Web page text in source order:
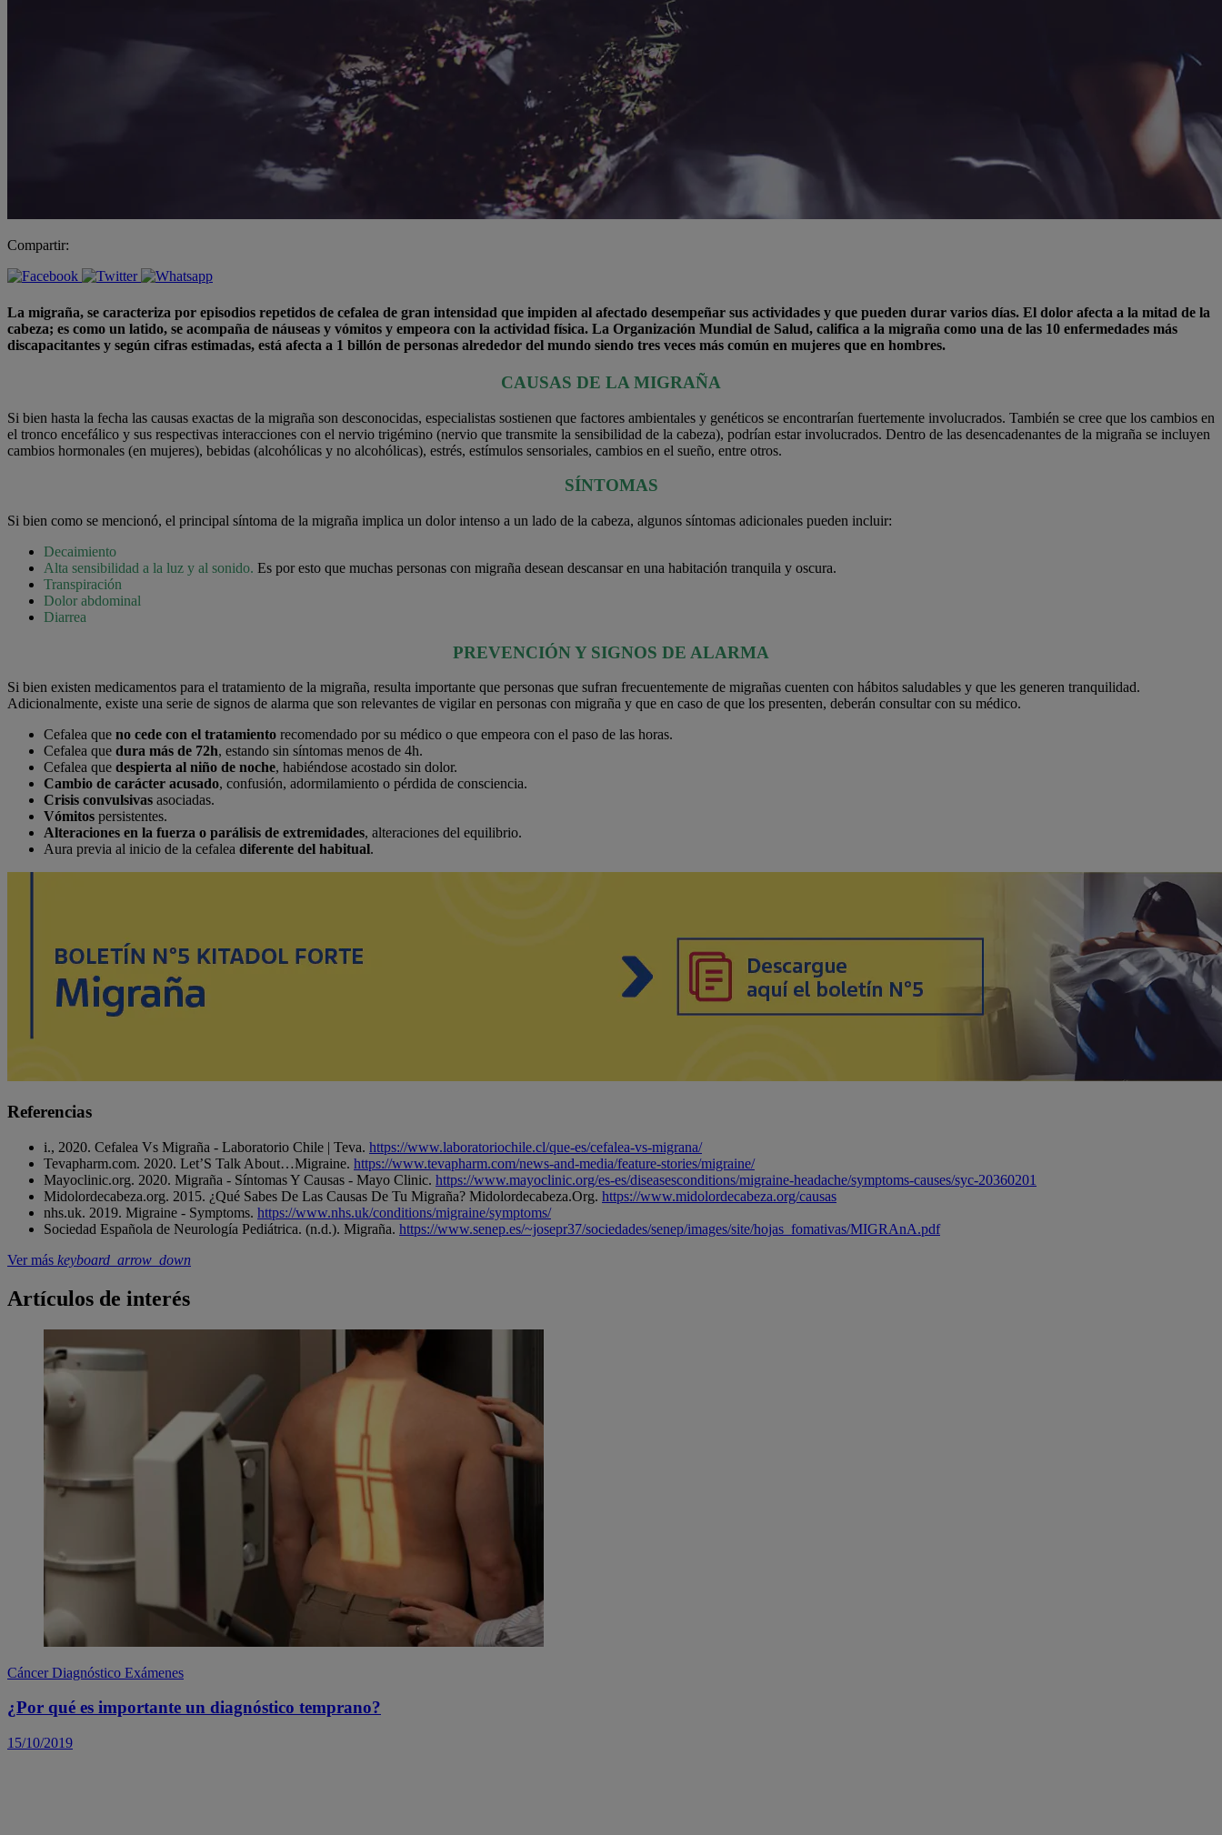
Compartir:
La migraña, se caracteriza por episodios repetidos de cefalea de gran intensidad que impiden al afectado desempeñar sus actividades y que pueden durar varios días. El dolor afecta a la mitad de la
cabeza; es como un latido, se acompaña de náuseas y vómitos y empeora con la actividad física. La Organización Mundial de Salud, califica a la migraña como una de las 10 enfermedades más
discapacitantes y según cifras estimadas, está afecta a 1 billón de personas alrededor del mundo siendo tres veces más común en mujeres que en hombres.
CAUSAS DE LA MIGRAÑA
Si bien hasta la fecha las causas exactas de la migraña son desconocidas, especialistas sostienen que factores ambientales y genéticos se encontrarían fuertemente involucrados. También se cree que los cambios en
el tronco encefálico y sus respectivas interacciones con el nervio trigémino (nervio que transmite la sensibilidad de la cabeza), podrían estar involucrados. Dentro de las desencadenantes de la migraña se incluyen
cambios hormonales (en mujeres), bebidas (alcohólicas y no alcohólicas), estrés, estímulos sensoriales, cambios en el sueño, entre otros.
SÍNTOMAS
Si bien como se mencionó, el principal síntoma de la migraña implica un dolor intenso a un lado de la cabeza, algunos síntomas adicionales pueden incluir:
Decaimiento
Alta sensibilidad a la luz y al sonido. Es por esto que muchas personas con migraña desean descansar en una habitación tranquila y oscura.
Transpiración
Dolor abdominal
Diarrea
PREVENCIÓN Y SIGNOS DE ALARMA
Si bien existen medicamentos para el tratamiento de la migraña, resulta importante que personas que sufran frecuentemente de migrañas cuenten con hábitos saludables y que les generen tranquilidad.
Adicionalmente, existe una serie de signos de alarma que son relevantes de vigilar en personas con migraña y que en caso de que los presenten, deberán consultar con su médico.
Cefalea que no cede con el tratamiento recomendado por su médico o que empeora con el paso de las horas.
Cefalea que dura más de 72h, estando sin síntomas menos de 4h.
Cefalea que despierta al niño de noche, habiéndose acostado sin dolor.
Cambio de carácter acusado, confusión, adormilamiento o pérdida de consciencia.
Crisis convulsivas asociadas.
Vómitos persistentes.
Alteraciones en la fuerza o parálisis de extremidades, alteraciones del equilibrio.
Aura previa al inicio de la cefalea diferente del habitual.
Referencias
i., 2020. Cefalea Vs Migraña - Laboratorio Chile | Teva. https://www.laboratoriochile.cl/que-es/cefalea-vs-migrana/
Tevapharm.com. 2020. Let’S Talk About…Migraine. https://www.tevapharm.com/news-and-media/feature-stories/migraine/
Mayoclinic.org. 2020. Migraña - Síntomas Y Causas - Mayo Clinic. https://www.mayoclinic.org/es-es/diseasesconditions/migraine-headache/symptoms-causes/syc-20360201
Midolordecabeza.org. 2015. ¿Qué Sabes De Las Causas De Tu Migraña? Midolordecabeza.Org. https://www.midolordecabeza.org/causas
nhs.uk. 2019. Migraine - Symptoms. https://www.nhs.uk/conditions/migraine/symptoms/
Sociedad Española de Neurología Pediátrica. (n.d.). Migraña. https://www.senep.es/~josepr37/sociedades/senep/images/site/hojas_fomativas/MIGRAnA.pdf
Ver más keyboard_arrow_down
Artículos de interés
Cáncer Diagnóstico Exámenes
¿Por qué es importante un diagnóstico temprano?
15/10/2019